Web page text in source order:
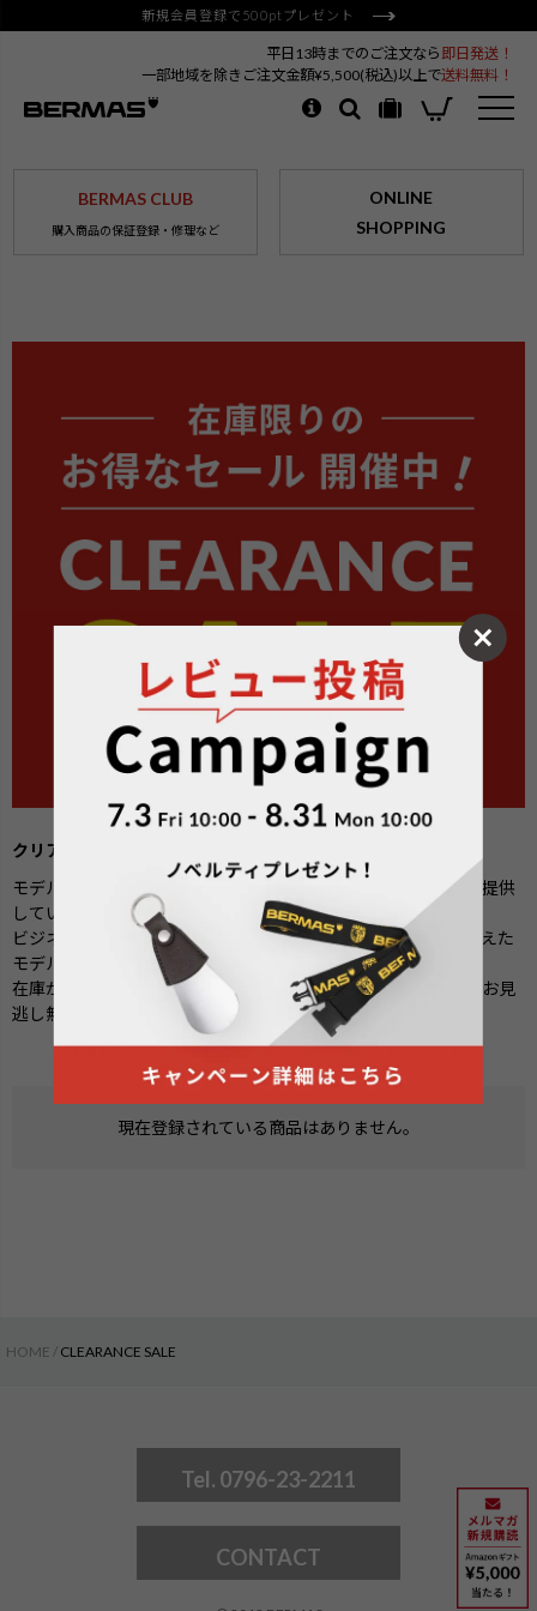
新規会員登録で500ptプレゼント
平日13時までのご注文なら 即日発送！
一部地域を除きご注文金額¥5,500(税込)以上で送料無料！
検索
BERMAS CLUB
購入商品の保証登録・修理など
ONLINE
SHOPPING
クリアランスセール開催中
モデルチェンジに伴い、一部モデルを在庫限りの特別価格でご提供
しています。
ビジネスやトラベルシーンに求められる機能性とデザインを備えた
モデルを、特別価格にてご案内しています。
在庫がなくなり次第販売を終了いたしますので是非この機会をお見
逃し無く。
現在登録されている商品はありません。
HOME CLEARANCE SALE
Tel. 0796-23-2211
CONTACT